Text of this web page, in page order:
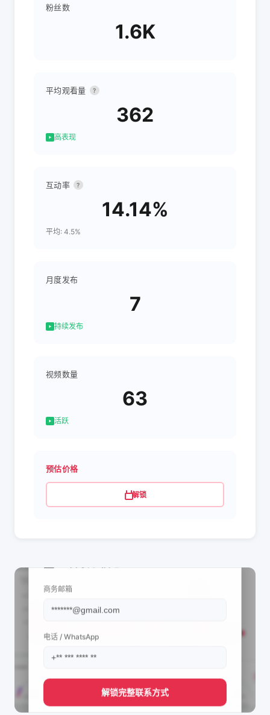
粉丝数
1.6K
平均观看量 ?
362
高表现
互动率 ?
14.14%
平均: 4.5%
月度发布
7
持续发布
视频数量
63
活跃
预估价格
解锁
商务邮箱
电话 / WhatsApp
解锁完整联系方式